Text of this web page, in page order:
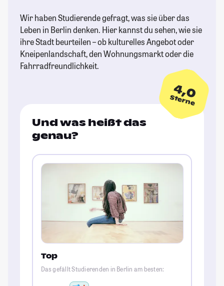
Wir haben Studierende gefragt, was sie über das
Leben in Berlin denken. Hier kannst du sehen, wie sie
ihre Stadt beurteilen – ob kulturelles Angebot oder
Kneipenlandschaft, den Wohnungsmarkt oder die
Fahrradfreundlichkeit.
4,0
Sterne
Und was heißt das
genau?
Top
Das gefällt Studierenden in Berlin am besten: